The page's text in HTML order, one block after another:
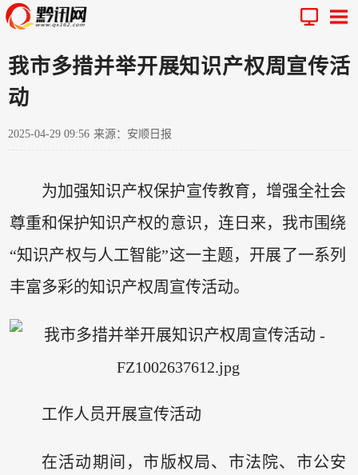
我市多措并举开展知识产权周宣传活
动
2025-04-29 09:56 来源：安顺日报
为加强知识产权保护宣传教育，增强全社会
尊重和保护知识产权的意识，连日来，我市围绕
“知识产权与人工智能”这一主题，开展了一系列
丰富多彩的知识产权周宣传活动。
工作人员开展宣传活动
在活动期间，市版权局、市法院、市公安